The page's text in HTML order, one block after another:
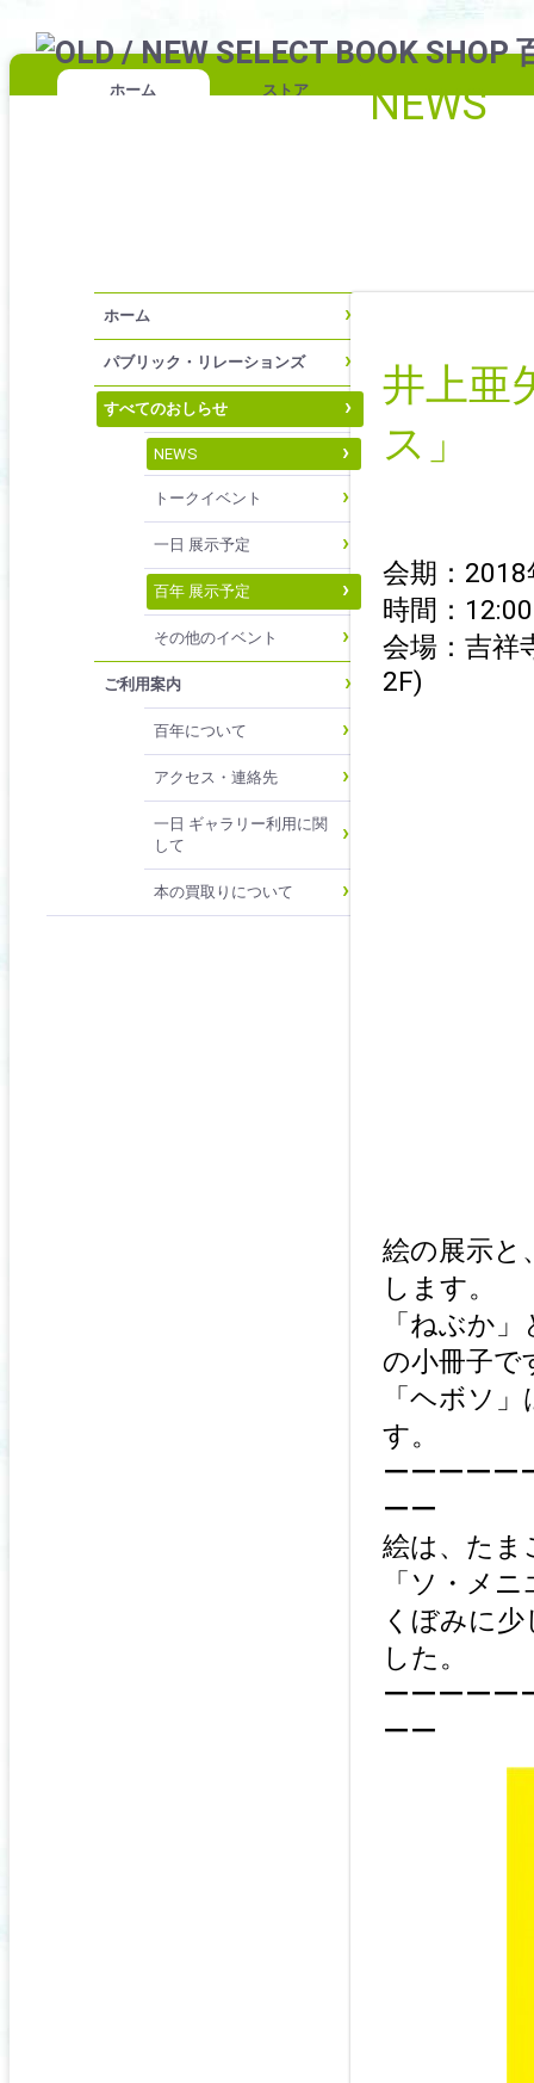
ホーム ストア NEWS
ホーム
パブリック・リレーションズ
すべてのおしらせ
NEWS
トークイベント
一日 展示予定
百年 展示予定
その他のイベント
ご利用案内
百年について
アクセス・連絡先
一日 ギャラリー利用に関
して
本の買取りについて
井上亜
ス」
会期：
時間：
会場：吉祥
2F)
絵の展示と
します。
「ねぶか
の小冊子で
「ヘボソ
す。
ーーーーー
ーー
絵は、たま
「ソ・メ
くぼみに
した。
ーーーーー
ーー